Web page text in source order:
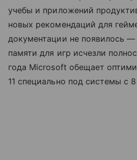
учебы и приложений
новых рекомендаций для
документации не появилось
памяти для игр исчезли
года Microsoft обещает
11 специально под системы с